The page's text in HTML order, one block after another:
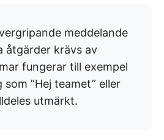
meddelande
åtgärder krävs av
fungerar till exempel
som ”Hej teamet” eller
utmärkt.